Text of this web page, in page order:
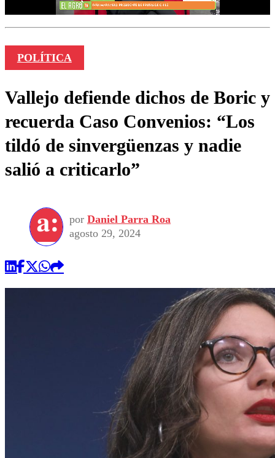
POLÍTICA
Vallejo defiende dichos de Boric y
recuerda Caso Convenios: “Los
tildó de sinvergüenzas y nadie
salió a criticarlo”
por Daniel Parra Roa
agosto 29, 2024